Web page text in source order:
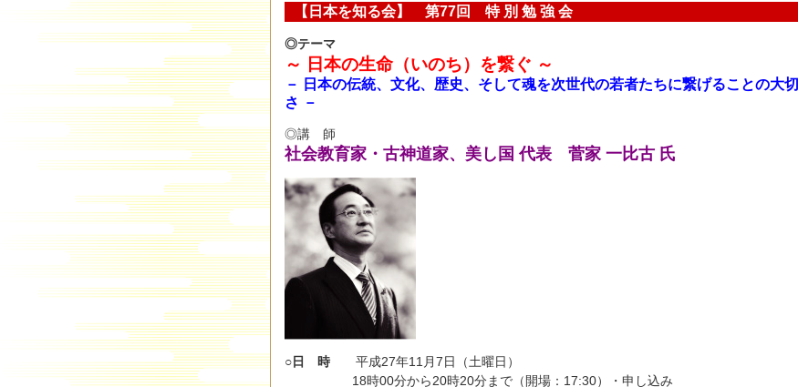
【日本を知る会】 第77回 特 別 勉 強 会
◎テーマ
～ 日本の生命（いのち）を繋ぐ ～
－ 日本の伝統、文化、歴史、そして魂を次世代の若者たちに繋げることの大切
さ －
◎講 師
社会教育家・古神道家、美し国 代表 菅家 一比古 氏
○日 時 平成27年11月7日（土曜日）
18時00分から20時20分まで（開場：17:30）・申し込み